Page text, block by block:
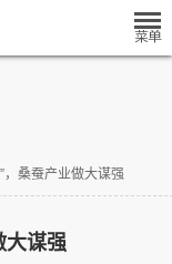
，桑蚕产业做大谋强
大谋强